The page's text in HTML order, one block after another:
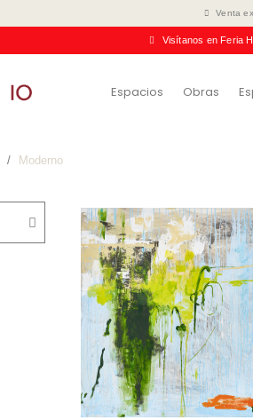
Venta
Visítanos en Feria
Espacios Obras
Moderno